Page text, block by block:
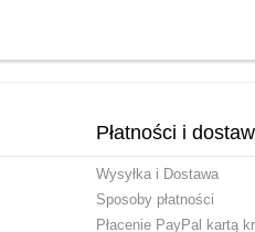
Płatności i
Wysyłka i Dostawa
Sposoby płatności
Płacenie PayPal kartą